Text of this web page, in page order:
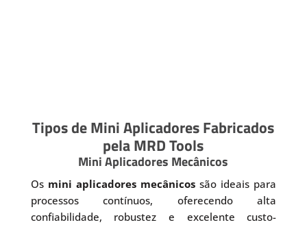
Tipos de Mini Aplicadores Fabricados
pela MRD Tools
Mini Aplicadores Mecânicos
Os mini aplicadores mecânicos são ideais para
processos contínuos, oferecendo alta
confiabilidade, robustez e excelente custo-